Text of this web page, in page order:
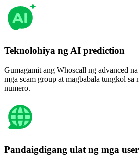
Teknolohiya ng AI prediction
Gumagamit ang Whoscall ng advanced
mga scam group at magbabala tungkol sa
numero.
Pandaigdigang ulat ng mga user